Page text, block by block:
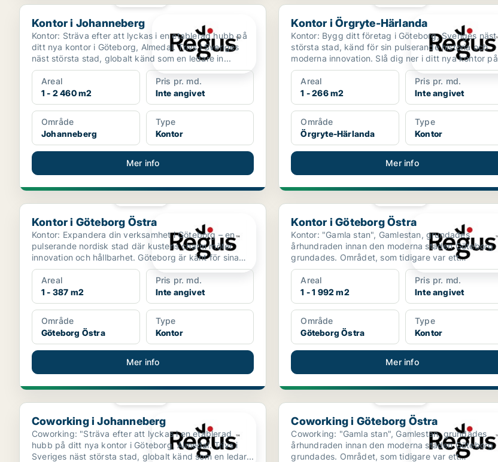
Kontor i Johanneberg
Kontor i Johanneberg
Kontor: Sträva efter att lyckas i en etablerad hubb på
ditt nya kontor i Göteborg, Almedal. Trivs i Sveriges
näst största stad, globalt känd som en ledare in...
Areal
1 - 2 460 m2
Pris pr. md.
Inte angivet
Område
Johanneberg
Type
Kontor
Mer info
Kontor i Örgryte-Härlanda
Kontor i Örgryte-Härlanda
Kontor: Bygg ditt företag i Göteborg, Sveriges näst
största stad, känd för sin pulserande historia och
moderna innovation. Slå dig ner i ditt nya kontor på
G...
Areal
1 - 266 m2
Pris pr. md.
Inte angivet
Område
Örgryte-Härlanda
Type
Kontor
Mer info
Kontor i Göteborg Östra
Kontor i Göteborg Östra
Kontor: Expandera din verksamhet i Göteborg – en
pulserande nordisk stad där kustens charm möter
innovation och hållbarhet. Göteborg är känt för sina
histori...
Areal
1 - 387 m2
Pris pr. md.
Inte angivet
Område
Göteborg Östra
Type
Kontor
Mer info
Kontor i Göteborg Östra
Kontor i Göteborg Östra
Kontor: "Gamla stan", Gamlestan, grundades
århundraden innan den moderna staden Göteborg
grundades. Området, som tidigare var ett
industricentrum, håller sna...
Areal
1 - 1 992 m2
Pris pr. md.
Inte angivet
Område
Göteborg Östra
Type
Kontor
Mer info
Coworking i Johanneberg
Coworking i Johanneberg
Coworking: "Sträva efter att lyckas i en etablerad
hubb på ditt nya kontor i Göteborg, Almedal. Trivs i
Sveriges näst största stad, globalt känd som en ledar...
Coworking i Göteborg Östra
Coworking i Göteborg Östra
Coworking: "Gamla stan", Gamlestan, grundades
århundraden innan den moderna staden Göteborg
grundades. Området, som tidigare var ett